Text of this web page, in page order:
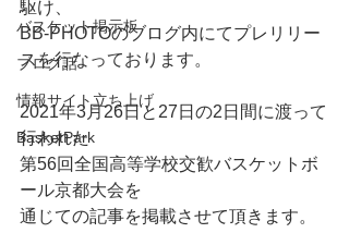
バスケット掲示板
ブログ話
情報サイト立ち上げ
BasketPark
駆け、
BB-PHOTOのブログ内にてプレリリー
スを行なっております。
2021年3月26日と27日の2日間に渡って
行われた
第56回全国高等学校交歓バスケットボ
ール京都大会を
通じての記事を掲載させて頂きます。